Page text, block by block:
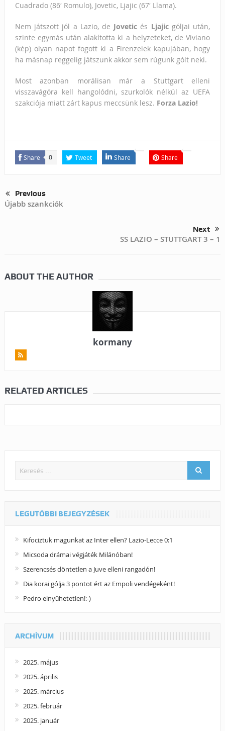
Cuadrado (86′ Romulo), Jovetic, Ljajic (67′ Llama).
Nem játszott jól a Lazio, de Jovetic és Ljajicgóljai után,
szinte egymás után alakította ki a helyzeteket, de Viviano
(kép) olyan napot fogott ki a Firenzeiek kapujában, hogy
ha másnap reggelig játszunk akkor sem rúgunk gólt neki.
Most azonban morálisan már a Stuttgart elleni
visszavágóra kell hangolódni, szurkolók nélkül az UEFA
szakciója miatt zárt kapus meccsünk lesz. Forza Lazio!
Share 0 Tweet Share Share
Previous
Újabb szankciók
Next
SS LAZIO – STUTTGART 3 – 1
ABOUT THE AUTHOR
kormany
RELATED ARTICLES
LEGUTÓBBI BEJEGYZÉSEK
Kifociztuk magunkat az Inter ellen? Lazio-Lecce 0:1
Micsoda drámai végjáték Milánóban!
Szerencsés döntetlen a Juve elleni rangadón!
Dia korai gólja 3 pontot ért az Empoli vendégeként!
Pedro elnyűhetetlen!:-)
ARCHÍVUM
2025. május
2025. április
2025. március
2025. február
2025. január